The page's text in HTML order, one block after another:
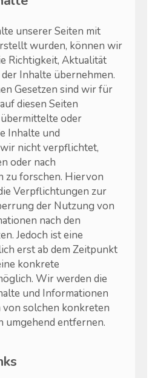
unserer Seiten mit
wurden, können wir
Richtigkeit, Aktualität
Inhalte übernehmen.
Gesetzen sind wir für
diesen Seiten
oder
Inhalte und
nicht verpflichtet,
oder nach
zu forschen. Hiervon
Verpflichtungen zur
der Nutzung von
nach den
Jedoch ist eine
erst ab dem Zeitpunkt
konkrete
Wir werden die
und Informationen
solchen konkreten
umgehend entfernen.